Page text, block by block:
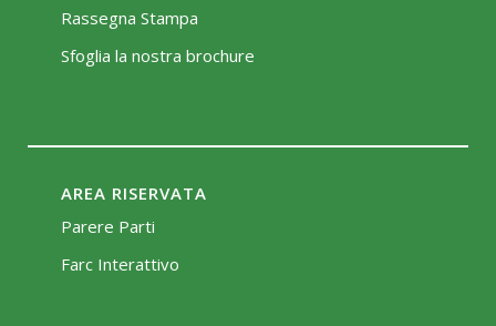
Rassegna Stampa
Sfoglia la nostra brochure
AREA RISERVATA
Parere Parti
Farc Interattivo